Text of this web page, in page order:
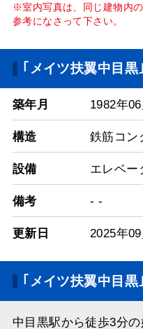
※室内写真は、同じ建物内
参考になさって下さい。
｢メイツ扶翼中目
築年月 1982年06
構造 鉄筋コン
設備 エレベー
備考 - -
更新日 2025年09
｢メイツ扶翼中目黒
中目黒駅から徒歩3分